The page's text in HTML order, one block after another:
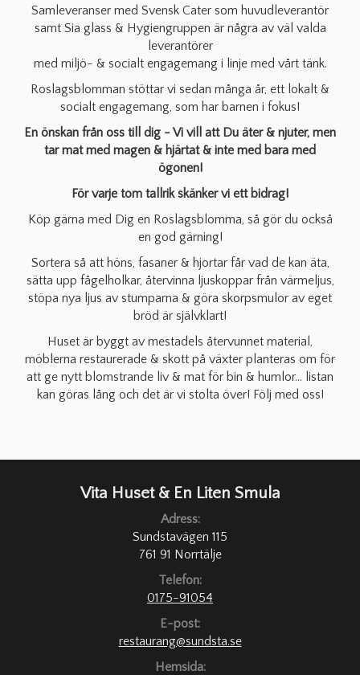
Samleveranser med Svensk Cater som huvudleverantör
samt Sia glass & Hygiengruppen är några av väl valda
leverantörer
med miljö- & socialt engagemang i linje med vårt tänk.
Roslagsblomman stöttar vi sedan många år, ett lokalt &
socialt engagemang, som har barnen i fokus!
En önskan från oss till dig - Vi vill att Du äter & njuter, men
tar mat med magen & hjärtat & inte med bara med
ögonen!
För varje tom tallrik skänker vi ett bidrag!
Köp gärna med Dig en Roslagsblomma, så gör du också
en god gärning!
Sortera så att höns, fasaner & hjortar får vad de kan äta,
sätta upp fågelholkar, återvinna ljuskoppar från värmeljus,
stöpa nya ljus av stumparna & göra skorpsmulor av eget
bröd är självklart!
Huset är byggt av mestadels återvunnet material,
möblerna restaurerade & skott på växter planteras om för
att ge nytt blomstrande liv & mat för bin & humlor… listan
kan göras lång och det är vi stolta över! Följ med oss!
Vita Huset & En Liten Smula
Adress:
Sundstavägen 115
761 91 Norrtälje
Telefon:
0175-91054
E-post:
restaurang@sundsta.se
Hemsida: